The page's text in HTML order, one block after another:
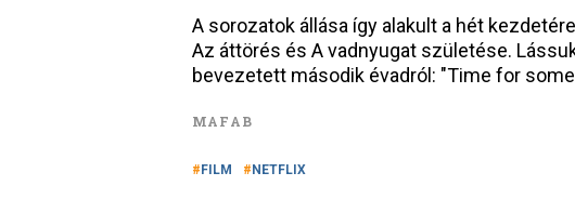
A sorozatok állása így alakult a hét
Az áttörés és A vadnyugat születése.
bevezetett második évadról: "Time for
MAFAB
FILM NETFLIX